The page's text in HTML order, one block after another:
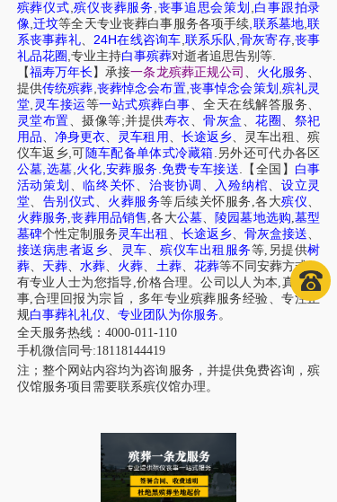
殡葬仪式 殡仪丧葬服务 丧事追思会策划 白事跟拍录
像 迁坟等全天专业丧葬白事服务各项手续 联系墓地 ,联
系丧事葬礼、24H在线咨询车 联系乐队 骨灰寄存, 丧事
礼品花圈 专业主持白事殡葬对逝者追思告别等.
【福寿万年长 】承接一条龙殡葬正规公司 、 火化服务、
提供传统殡葬 丧葬悼念会布置, 丧事悼念会策划 殡礼灵
堂 灵车接运等一站式殡葬白事、全天在线解答服务、
灵堂布置、摄像等;并提供寿衣、骨灰盒 、花圈 、 祭祀
用品、 净身更衣、 灵车租用 、 长途返乡、 灵车出租 、殡
仪车返乡 可 随车配备单体式冷藏箱 另外还可代办各区
公墓 选墓 火化 安葬服务 免费专车接送 【全国】 白事
活动策划 、临终关怀、 治丧协调 、 入殓纳棺、 设立灵
堂、 告别仪式、 火葬服务等后续关怀服务,各大殡仪、
火葬服务,丧葬用品销售,各大公墓、 陵园墓地选购,墓型
墓碑个性定制服务 灵车出租 、 长途返乡、 骨灰盒接送、
接送病患者返乡、 灵车、殡仪车出租服务等,另提供树
葬、 天葬、水葬、 火葬、 土葬、 花葬等不同安葬方式，
有专业人士为您指导,价格合理。公司以人为本,真诚做
事,合理回报为宗旨，多年专业殡葬服务经验、专注正
规白事葬礼礼仪、 专业团队为你服务。
全天服务热线：4000-011-110
手机微信同号:18118144419
注；整个网站内容均为咨询服务，并提供免费咨询，殡
仪馆服务项目需要联系殡仪馆办理。